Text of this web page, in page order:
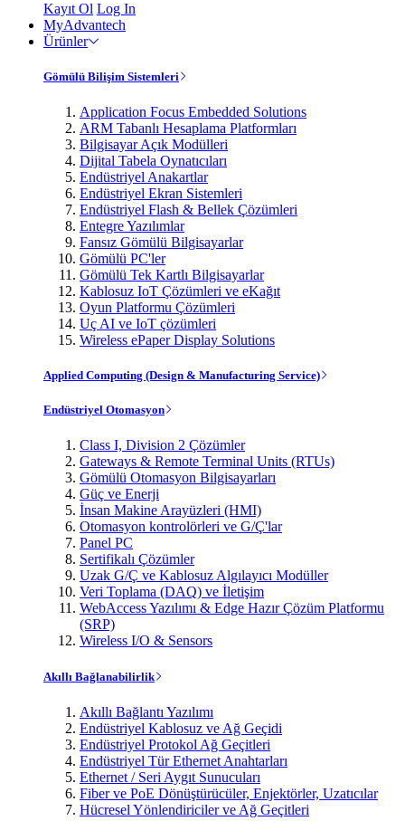
Kayıt Ol Log In
MyAdvantech
Ürünler
Gömülü Bilişim Sistemleri
Application Focus Embedded Solutions
ARM Tabanlı Hesaplama Platformları
Bilgisayar Açık Modülleri
Dijital Tabela Oynatıcıları
Endüstriyel Anakartlar
Endüstriyel Ekran Sistemleri
Endüstriyel Flash & Bellek Çözümleri
Entegre Yazılımlar
Fansız Gömülü Bilgisayarlar
Gömülü PC'ler
Gömülü Tek Kartlı Bilgisayarlar
Kablosuz IoT Çözümleri ve eKağıt
Oyun Platformu Çözümleri
Uç AI ve IoT çözümleri
Wireless ePaper Display Solutions
Applied Computing (Design & Manufacturing Service)
Endüstriyel Otomasyon
Class I, Division 2 Çözümler
Gateways & Remote Terminal Units (RTUs)
Gömülü Otomasyon Bilgisayarları
Güç ve Enerji
İnsan Makine Arayüzleri (HMI)
Otomasyon kontrolörleri ve G/Ç'lar
Panel PC
Sertifikalı Çözümler
Uzak G/Ç ve Kablosuz Algılayıcı Modüller
Veri Toplama (DAQ) ve İletişim
WebAccess Yazılımı & Edge Hazır Çözüm Platformu
(SRP)
Wireless I/O & Sensors
Akıllı Bağlanabilirlik
Akıllı Bağlantı Yazılımı
Endüstriyel Kablosuz ve Ağ Geçidi
Endüstriyel Protokol Ağ Geçitleri
Endüstriyel Tür Ethernet Anahtarları
Ethernet / Seri Aygıt Sunucuları
Fiber ve PoE Dönüştürücüler, Enjektörler, Uzatıcılar
Hücresel Yönlendiriciler ve Ağ Geçitleri